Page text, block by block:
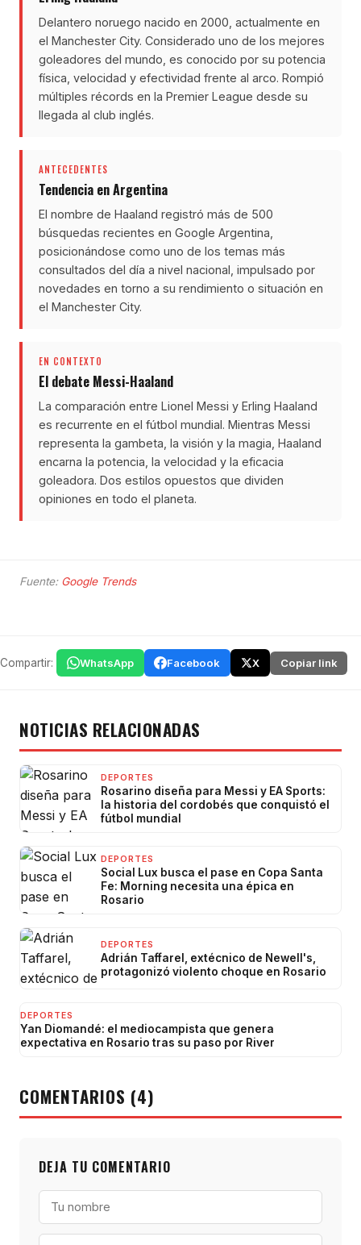
Delantero noruego nacido en 2000, actualmente en
el Manchester City. Considerado uno de los mejores
goleadores del mundo, es conocido por su potencia
física, velocidad y efectividad frente al arco. Rompió
múltiples récords en la Premier League desde su
llegada al club inglés.
ANTECEDENTES
Tendencia en Argentina
El nombre de Haaland registró más de 500
búsquedas recientes en Google Argentina,
posicionándose como uno de los temas más
consultados del día a nivel nacional, impulsado por
novedades en torno a su rendimiento o situación en
el Manchester City.
EN CONTEXTO
El debate Messi-Haaland
La comparación entre Lionel Messi y Erling Haaland
es recurrente en el fútbol mundial. Mientras Messi
representa la gambeta, la visión y la magia, Haaland
encarna la potencia, la velocidad y la eficacia
goleadora. Dos estilos opuestos que dividen
opiniones en todo el planeta.
Fuente: Google Trends
Compartir: WhatsApp Facebook X Copiar link
NOTICIAS RELACIONADAS
DEPORTES
Rosarino diseña para Messi y EA Sports:
la historia del cordobés que conquistó el
fútbol mundial
DEPORTES
Social Lux busca el pase en Copa Santa
Fe: Morning necesita una épica en
Rosario
DEPORTES
Adrián Taffarel, extécnico de Newell's,
protagonizó violento choque en Rosario
DEPORTES
Yan Diomandé: el mediocampista que genera
expectativa en Rosario tras su paso por River
COMENTARIOS (4)
DEJA TU COMENTARIO